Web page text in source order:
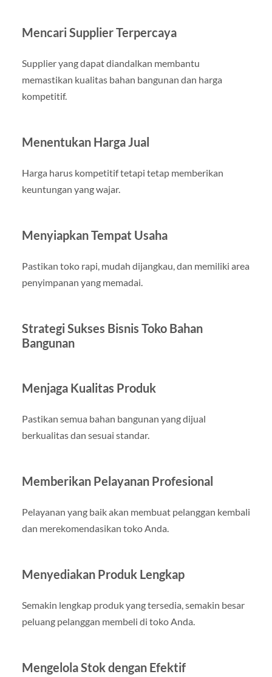
Mencari Supplier Terpercaya
Supplier yang dapat diandalkan membantu
memastikan kualitas bahan bangunan dan harga
kompetitif.
Menentukan Harga Jual
Harga harus kompetitif tetapi tetap memberikan
keuntungan yang wajar.
Menyiapkan Tempat Usaha
Pastikan toko rapi, mudah dijangkau, dan memiliki area
penyimpanan yang memadai.
Strategi Sukses Bisnis Toko Bahan
Bangunan
Menjaga Kualitas Produk
Pastikan semua bahan bangunan yang dijual
berkualitas dan sesuai standar.
Memberikan Pelayanan Profesional
Pelayanan yang baik akan membuat pelanggan kembali
dan merekomendasikan toko Anda.
Menyediakan Produk Lengkap
Semakin lengkap produk yang tersedia, semakin besar
peluang pelanggan membeli di toko Anda.
Mengelola Stok dengan Efektif